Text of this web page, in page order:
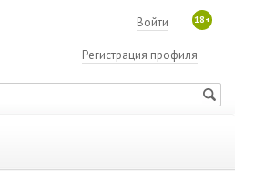
18+
Войти
Регистрация профиля